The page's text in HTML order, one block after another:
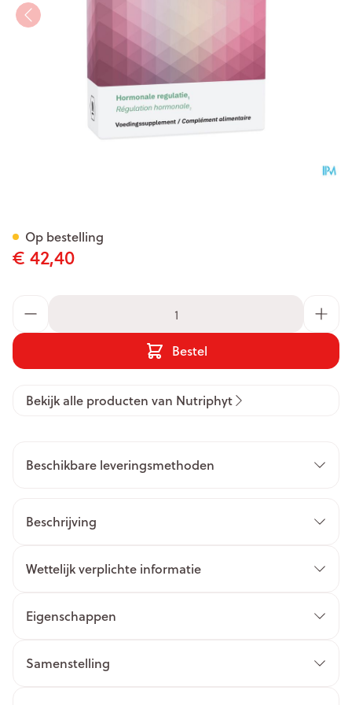
€ 42,40
Bestel
Op bestelling
Bekijk alle producten van Nutriphyt
Beschikbare leveringsmethoden
Beschrijving
Wettelijk verplichte informatie
Eigenschappen
Samenstelling